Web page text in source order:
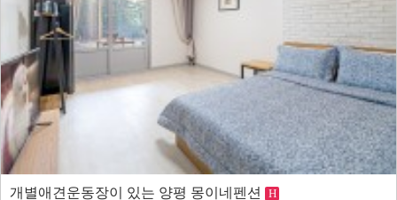
개별애견운동장이 있는 양평 몽이네펜션 H